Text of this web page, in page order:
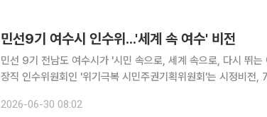
민선9기 여수시 인수위...'세계 속 여수' 비전
민선 9기 전남도 여수시가 '시민 속으로, 세계 속으로, 다시 뛰는 여수
장직 인수위원회인 '위기극복 시민주권기획위원회'는 시정비전
시민주권 행정, 글로벌 도시 도약, 인구감소와 경기침
2026-06-30 08:02